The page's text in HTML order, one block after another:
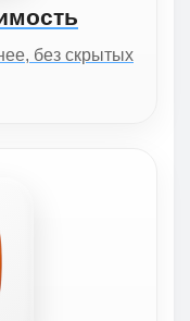
без скрытых